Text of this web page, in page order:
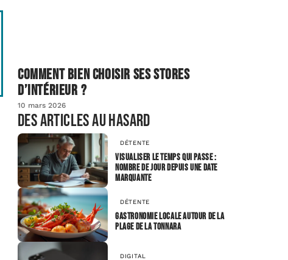
Comment bien choisir ses stores
d’intérieur ?
10 mars 2026
Des articles au hasard
DÉTENTE
Visualiser le temps qui passe :
nombre de jour depuis une Date
marquante
DÉTENTE
Gastronomie locale autour de la
plage de la Tonnara
DIGITAL